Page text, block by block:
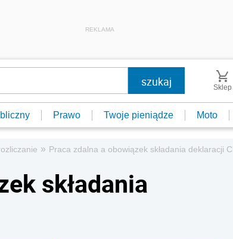
REKLAMA
Sklep
Prawo Twoje pieniądze Moto
» Praca zdalna a obowiązek składania deklaracji
składania